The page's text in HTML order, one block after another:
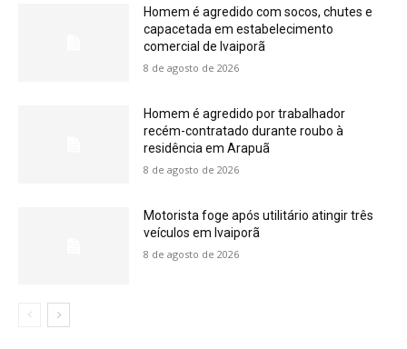
Homem é agredido com socos, chutes e
capacetada em estabelecimento
comercial de Ivaiporã
8 de agosto de 2026
Homem é agredido por trabalhador
recém-contratado durante roubo à
residência em Arapuã
8 de agosto de 2026
Motorista foge após utilitário atingir três
veículos em Ivaiporã
8 de agosto de 2026